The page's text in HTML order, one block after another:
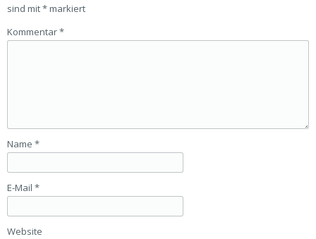
sind mit*markiert
Kommentar*
Name *
E-Mail *
Website